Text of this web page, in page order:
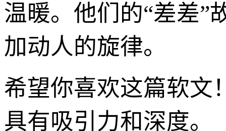
温暖。他们的“差差”
加动人的旋律。
希望你喜欢这篇软文
具有吸引力和深度。